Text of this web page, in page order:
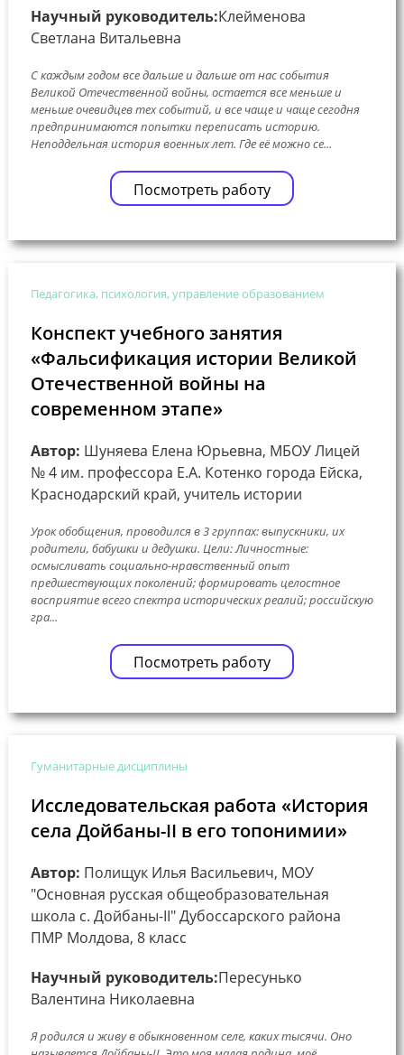
Научный руководитель:Клейменова
Светлана Витальевна
С каждым годом все дальше и дальше от нас события
Великой Отечественной войны, остается все меньше и
меньше очевидцев тех событий, и все чаще и чаще сегодня
предпринимаются попытки переписать историю.
Неподдельная история военных лет. Где её можно се...
Посмотреть работу
Педагогика, психология, управление образованием
Конспект учебного занятия
«Фальсификация истории Великой
Отечественной войны на
современном этапе»
Автор: Шуняева Елена Юрьевна, МБОУ Лицей
№ 4 им. профессора Е.А. Котенко города Ейска,
Краснодарский край, учитель истории
Урок обобщения, проводился в 3 группах: выпускники, их
родители, бабушки и дедушки. Цели: Личностные:
осмысливать социально-нравственный опыт
предшествующих поколений; формировать целостное
восприятие всего спектра исторических реалий; российскую
гра...
Посмотреть работу
Гуманитарные дисциплины
Исследовательская работа «История
села Дойбаны-II в его топонимии»
Автор: Полищук Илья Васильевич, МОУ
"Основная русская общеобразовательная
школа с. Дойбаны-II" Дубоссарского района
ПМР Молдова, 8 класс
Научный руководитель:Пересунько
Валентина Николаевна
Я родился и живу в обыкновенном селе, каких тысячи. Оно